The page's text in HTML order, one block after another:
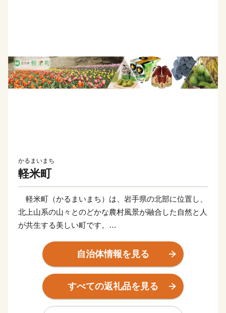
かるまいまち
軽米町
軽米町（かるまいまち）は、岩手県の北部に位置し、
北上山系の山々とのどかな農村風景が融合した自然と人
が共生する美しい町です。
「ひとにやさしく活力あふれるまち」の実現に向けて全
力で取り組んでいます。
また、自然と調和した再生可能エネルギー供給を安定
化させることが求められる昨今、太陽光発電や養鶏業か
自治体情報を見る
すべての返礼品を見る